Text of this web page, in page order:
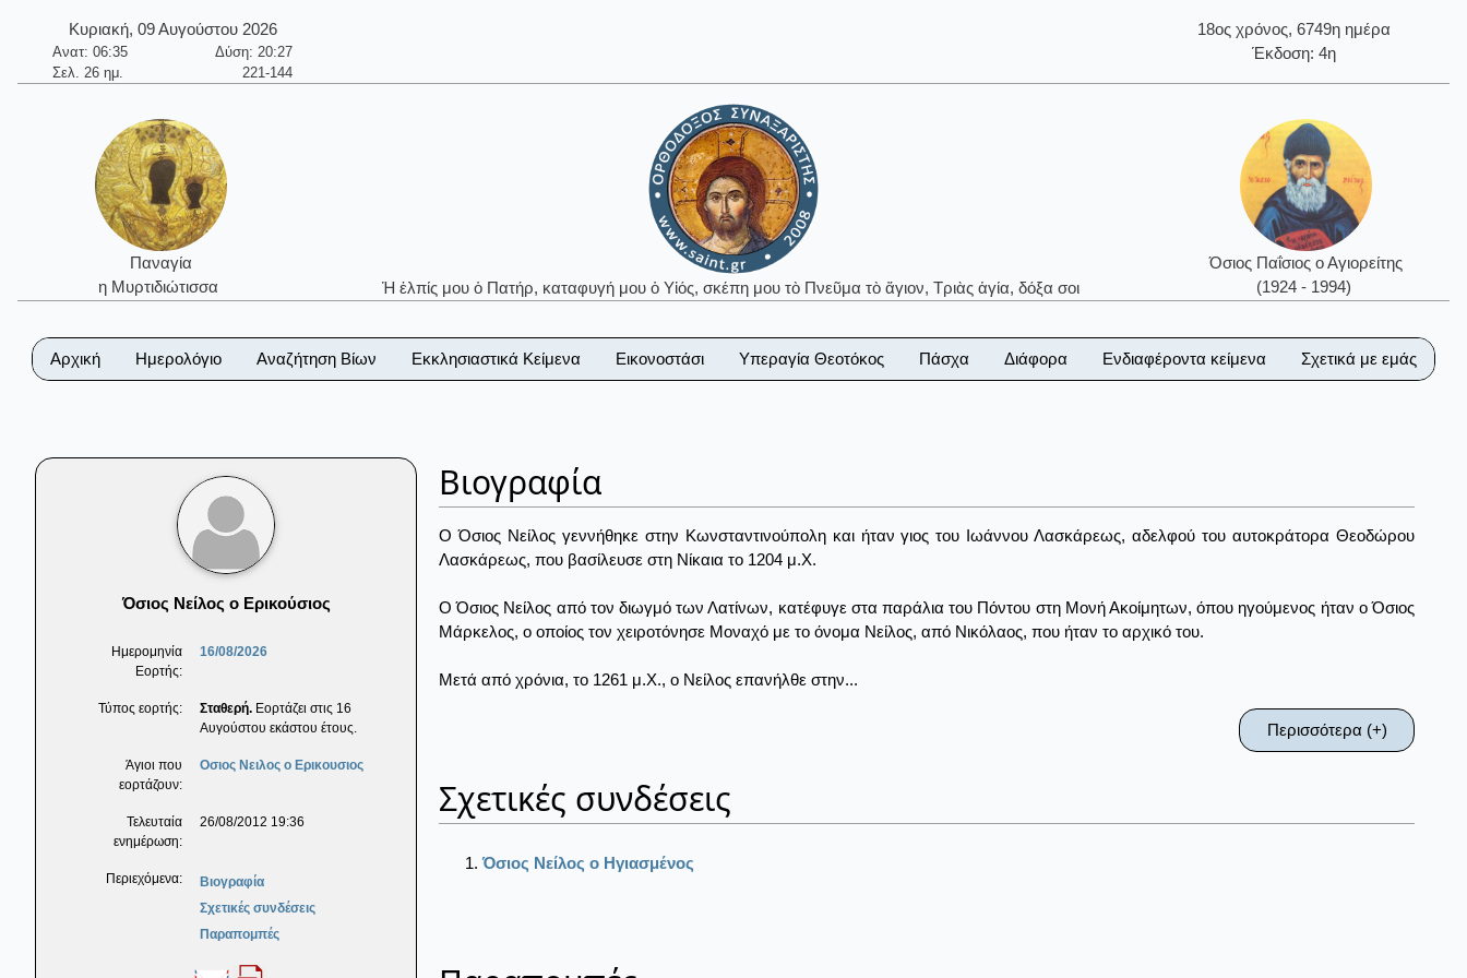
Κυριακή, 09 Αυγούστου 2026
Ανατ: 06:35
Δύση: 20:27
Σελ. 26 ημ.
221-144
18ος χρόνος, 6749η ημέρα
Έκδοση: 4η
Παναγία
η Μυρτιδιώτισσα
Ἡ ἐλπίς μου ὁ Πατήρ, καταφυγή μου ὁ Υἱός, σκέπη μου τὸ Πνεῦμα τὸ ἅγιον, Τριὰς ἁγία, δόξα σοι
Όσιος Παΐσιος ο Αγιορείτης
(1924 - 1994)
Αρχική Ημερολόγιο Αναζήτηση Βίων Εκκλησιαστικά Κείμενα Εικονοστάσι Υπεραγία Θεοτόκος Πάσχα Διάφορα Ενδιαφέροντα κείμενα Σχετικά με εμάς
Όσιος Νείλος ο Ερικούσιος
Ημερομηνία
Εορτής:
16/08/2026
Τύπος εορτής: Σταθερή. Εορτάζει στις 16
Αυγούστου εκάστου έτους.
Άγιοι που
εορτάζουν:
Οσιος Νειλος ο Ερικουσιος
Τελευταία
ενημέρωση:
26/08/2012 19:36
Περιεχόμενα:
Βιογραφία
Σχετικές συνδέσεις
Παραπομπές
Βιογραφία
Ο Όσιος Νείλος γεννήθηκε στην Κωνσταντινούπολη και ήταν γιος του Ιωάννου Λασκάρεως, αδελφού του αυτοκράτορα Θεοδώρου
Λασκάρεως, που βασίλευσε στη Νίκαια το 1204 μ.Χ.
Ο Όσιος Νείλος από τον διωγμό των Λατίνων, κατέφυγε στα παράλια του Πόντου στη Μονή Ακοίμητων, όπου ηγούμενος ήταν ο Όσιος
Μάρκελος, ο οποίος τον χειροτόνησε Μοναχό με το όνομα Νείλος, από Νικόλαος, που ήταν το αρχικό του.
Μετά από χρόνια, το 1261 μ.Χ., ο Νείλος επανήλθε στην...
Περισσότερα (+)
Σχετικές συνδέσεις
Όσιος Νείλος ο Ηγιασμένος